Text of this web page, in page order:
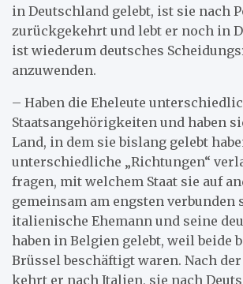
in Deutschland gelebt, ist sie nach
zurückgekehrt und lebt er noch in
ist wiederum deutsches
anzuwenden.
– Haben die Eheleute
Staatsangehörigkeiten und haben
Land, in dem sie bislang gelebt
unterschiedliche „Richtungen“
fragen, mit welchem Staat sie auf
gemeinsam am engsten verbunden
italienische Ehemann und seine
haben in Belgien gelebt, weil beide
Brüssel beschäftigt waren. Nach
kehrt er nach Italien, sie nach